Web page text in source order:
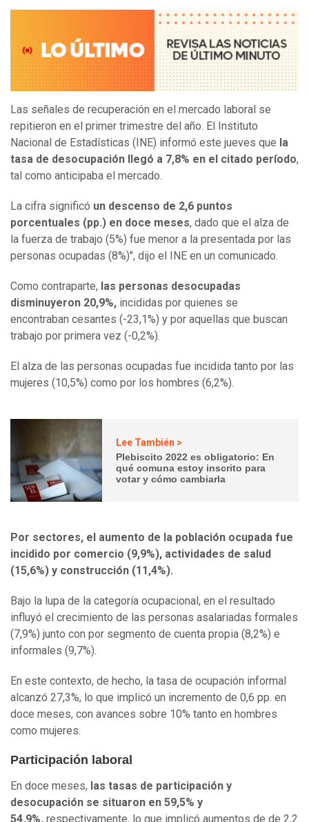
Las señales de recuperación en el mercado laboral se
repitieron en el primer trimestre del año. El Instituto
Nacional de Estadísticas (INE) informó este jueves que la
tasa de desocupación llegó a 7,8% en el citado período,
tal como anticipaba el mercado.
La cifra significó un descenso de 2,6 puntos
porcentuales (pp.) en doce meses, dado que el alza de
la fuerza de trabajo (5%) fue menor a la presentada por las
personas ocupadas (8%)", dijo el INE en un comunicado.
Como contraparte, las personas desocupadas
disminuyeron 20,9%, incididas por quienes se
encontraban cesantes (-23,1%) y por aquellas que buscan
trabajo por primera vez (-0,2%).
El alza de las personas ocupadas fue incidida tanto por las
mujeres (10,5%) como por los hombres (6,2%).
Lee También >
Plebiscito 2022 es obligatorio: En
qué comuna estoy inscrito para
votar y cómo cambiarla
Por sectores, el aumento de la población ocupada fue
incidido por comercio (9,9%), actividades de salud
(15,6%) y construcción (11,4%).
Bajo la lupa de la categoría ocupacional, en el resultado
influyó el crecimiento de las personas asalariadas formales
(7,9%) junto con por segmento de cuenta propia (8,2%) e
informales (9,7%).
En este contexto, de hecho, la tasa de ocupación informal
alcanzó 27,3%, lo que implicó un incremento de 0,6 pp. en
doce meses, con avances sobre 10% tanto en hombres
como mujeres.
Participación laboral
En doce meses, las tasas de participación y
desocupación se situaron en 59,5% y
54,9%, respectivamente, lo que implicó aumentos de de 2,2